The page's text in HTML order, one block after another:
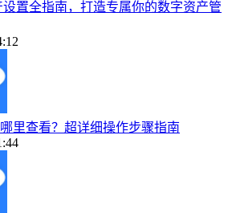
置全指南，打造专属你的数字资产管
里查看？超详细操作步骤指南